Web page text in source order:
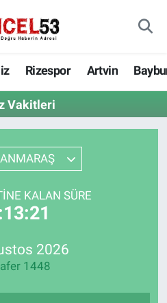
Rizespor Artvin
Vakitleri
KALAN SÜRE
2026
1448